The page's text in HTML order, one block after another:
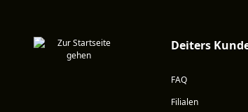
Deiters
FAQ
Filialen